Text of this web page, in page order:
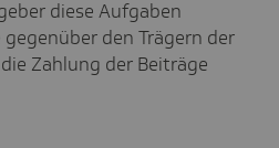
diese Aufgaben
den Trägern der
Zahlung der Beiträge